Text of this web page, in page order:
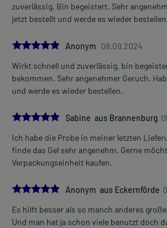
zuverlässig. Bin begeistert. Sehr
jetzt bestellt und werde es wieder
5.0Anonym 08.09.2024
Wirkt schnell und zuverlässig, bin
bekommen. Sehr angenehmer Geruch.
und werde es wieder bestellen.
5.0
Sabine aus Brannenburg
Ich habe die Probe in meiner letzten
finde das Gel sehr angenehm. Gerne
Verpackungseinheit kaufen.
5.0Anonym aus Eckernförde
Es hilft besser als so manch anderes
Und man hat ja schon viele benutzt doch